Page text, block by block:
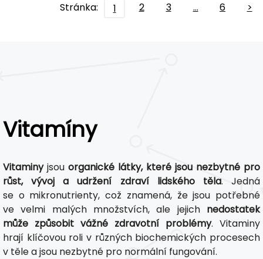
Stránka: 1 2 3 … 6 >
Vitamíny
Vitaminyjsou organické látky, které jsou nezbytné pro
růst, vývoj a udržení zdraví lidského těla. Jedná
se o mikronutrienty, což znamená, že jsou potřebné
ve velmi malých množstvích, ale jejich nedostatek
může způsobit vážné zdravotní problémy. Vitaminy
hrají klíčovou roli v různých biochemických procesech
v těle a jsou nezbytné pro normální fungování.